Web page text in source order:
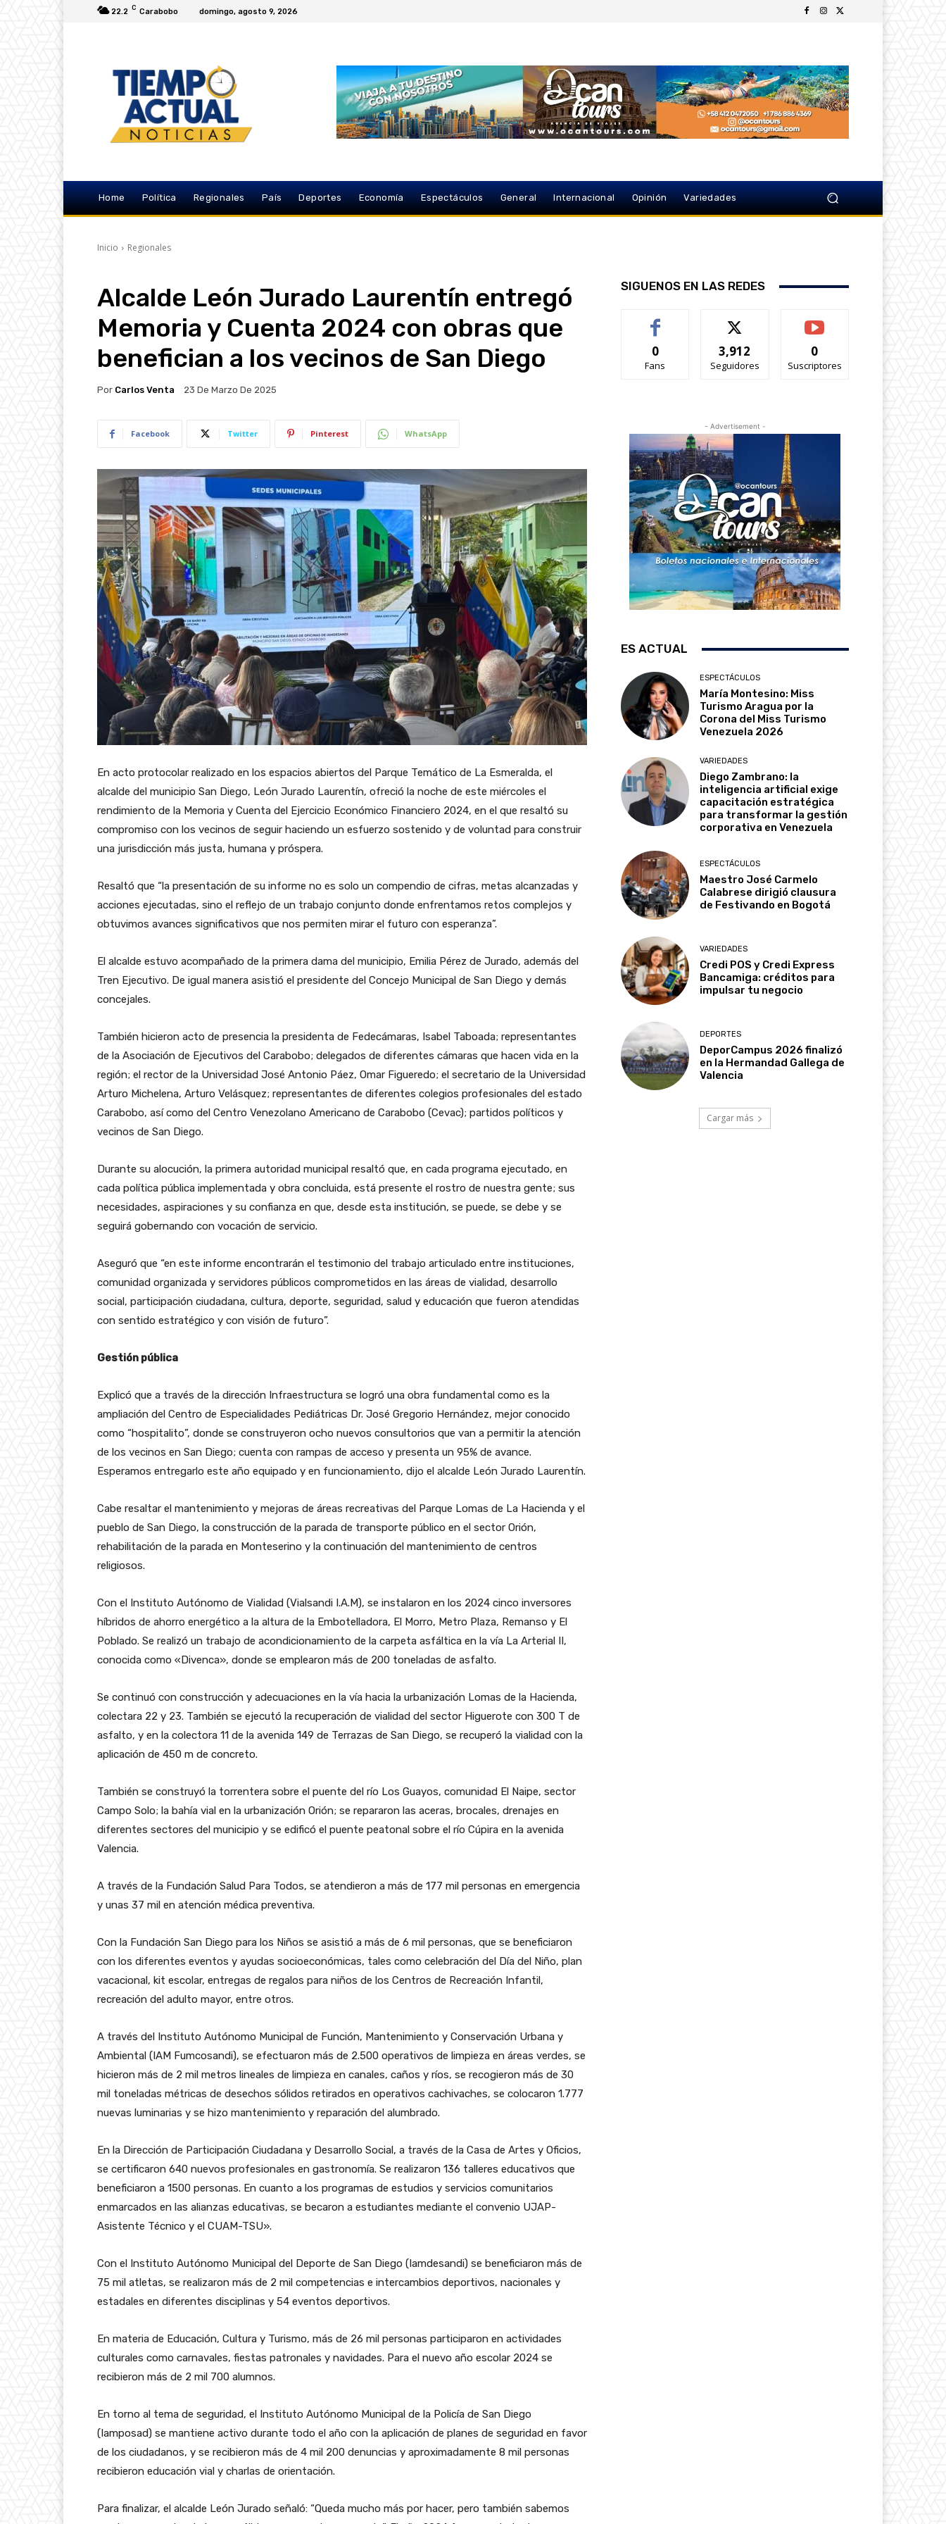
22.2 C Carabobo domingo, agosto 9, 2026
Home Política Regionales País Deportes Economía Espectáculos General Internacional Opinión Variedades
Inicio Regionales
Alcalde León Jurado Laurentín entregó
Memoria y Cuenta 2024 con obras que
benefician a los vecinos de San Diego
Por Carlos Venta 23 De Marzo De 2025
Facebook Twitter Pinterest WhatsApp
En acto protocolar realizado en los espacios abiertos del Parque Temático de La Esmeralda, el
alcalde del municipio San Diego, León Jurado Laurentín, ofreció la noche de este miércoles el
rendimiento de la Memoria y Cuenta del Ejercicio Económico Financiero 2024, en el que resaltó su
compromiso con los vecinos de seguir haciendo un esfuerzo sostenido y de voluntad para construir
una jurisdicción más justa, humana y próspera.
Resaltó que “la presentación de su informe no es solo un compendio de cifras, metas alcanzadas y
acciones ejecutadas, sino el reflejo de un trabajo conjunto donde enfrentamos retos complejos y
obtuvimos avances significativos que nos permiten mirar el futuro con esperanza”.
El alcalde estuvo acompañado de la primera dama del municipio, Emilia Pérez de Jurado, además del
Tren Ejecutivo. De igual manera asistió el presidente del Concejo Municipal de San Diego y demás
concejales.
También hicieron acto de presencia la presidenta de Fedecámaras, Isabel Taboada; representantes
de la Asociación de Ejecutivos del Carabobo; delegados de diferentes cámaras que hacen vida en la
región; el rector de la Universidad José Antonio Páez, Omar Figueredo; el secretario de la Universidad
Arturo Michelena, Arturo Velásquez; representantes de diferentes colegios profesionales del estado
Carabobo, así como del Centro Venezolano Americano de Carabobo (Cevac); partidos políticos y
vecinos de San Diego.
Durante su alocución, la primera autoridad municipal resaltó que, en cada programa ejecutado, en
cada política pública implementada y obra concluida, está presente el rostro de nuestra gente; sus
necesidades, aspiraciones y su confianza en que, desde esta institución, se puede, se debe y se
seguirá gobernando con vocación de servicio.
Aseguró que “en este informe encontrarán el testimonio del trabajo articulado entre instituciones,
comunidad organizada y servidores públicos comprometidos en las áreas de vialidad, desarrollo
social, participación ciudadana, cultura, deporte, seguridad, salud y educación que fueron atendidas
con sentido estratégico y con visión de futuro”.
Gestión pública
Explicó que a través de la dirección Infraestructura se logró una obra fundamental como es la
ampliación del Centro de Especialidades Pediátricas Dr. José Gregorio Hernández, mejor conocido
como “hospitalito”, donde se construyeron ocho nuevos consultorios que van a permitir la atención
de los vecinos en San Diego; cuenta con rampas de acceso y presenta un 95% de avance.
Esperamos entregarlo este año equipado y en funcionamiento, dijo el alcalde León Jurado Laurentín.
Cabe resaltar el mantenimiento y mejoras de áreas recreativas del Parque Lomas de La Hacienda y el
pueblo de San Diego, la construcción de la parada de transporte público en el sector Orión,
rehabilitación de la parada en Monteserino y la continuación del mantenimiento de centros
religiosos.
Con el Instituto Autónomo de Vialidad (Vialsandi I.A.M), se instalaron en los 2024 cinco inversores
híbridos de ahorro energético a la altura de la Embotelladora, El Morro, Metro Plaza, Remanso y El
Poblado. Se realizó un trabajo de acondicionamiento de la carpeta asfáltica en la vía La Arterial II,
conocida como «Divenca», donde se emplearon más de 200 toneladas de asfalto.
Se continuó con construcción y adecuaciones en la vía hacia la urbanización Lomas de la Hacienda,
colectara 22 y 23. También se ejecutó la recuperación de vialidad del sector Higuerote con 300 T de
asfalto, y en la colectora 11 de la avenida 149 de Terrazas de San Diego, se recuperó la vialidad con la
aplicación de 450 m de concreto.
También se construyó la torrentera sobre el puente del río Los Guayos, comunidad El Naipe, sector
Campo Solo; la bahía vial en la urbanización Orión; se repararon las aceras, brocales, drenajes en
diferentes sectores del municipio y se edificó el puente peatonal sobre el río Cúpira en la avenida
Valencia.
A través de la Fundación Salud Para Todos, se atendieron a más de 177 mil personas en emergencia
y unas 37 mil en atención médica preventiva.
Con la Fundación San Diego para los Niños se asistió a más de 6 mil personas, que se beneficiaron
con los diferentes eventos y ayudas socioeconómicas, tales como celebración del Día del Niño, plan
vacacional, kit escolar, entregas de regalos para niños de los Centros de Recreación Infantil,
recreación del adulto mayor, entre otros.
A través del Instituto Autónomo Municipal de Función, Mantenimiento y Conservación Urbana y
Ambiental (IAM Fumcosandi), se efectuaron más de 2.500 operativos de limpieza en áreas verdes, se
hicieron más de 2 mil metros lineales de limpieza en canales, caños y ríos, se recogieron más de 30
mil toneladas métricas de desechos sólidos retirados en operativos cachivaches, se colocaron 1.777
nuevas luminarias y se hizo mantenimiento y reparación del alumbrado.
En la Dirección de Participación Ciudadana y Desarrollo Social, a través de la Casa de Artes y Oficios,
se certificaron 640 nuevos profesionales en gastronomía. Se realizaron 136 talleres educativos que
beneficiaron a 1500 personas. En cuanto a los programas de estudios y servicios comunitarios
enmarcados en las alianzas educativas, se becaron a estudiantes mediante el convenio UJAP-
Asistente Técnico y el CUAM-TSU».
Con el Instituto Autónomo Municipal del Deporte de San Diego (Iamdesandi) se beneficiaron más de
75 mil atletas, se realizaron más de 2 mil competencias e intercambios deportivos, nacionales y
estadales en diferentes disciplinas y 54 eventos deportivos.
En materia de Educación, Cultura y Turismo, más de 26 mil personas participaron en actividades
culturales como carnavales, fiestas patronales y navidades. Para el nuevo año escolar 2024 se
recibieron más de 2 mil 700 alumnos.
En torno al tema de seguridad, el Instituto Autónomo Municipal de la Policía de San Diego
(Iamposad) se mantiene activo durante todo el año con la aplicación de planes de seguridad en favor
de los ciudadanos, y se recibieron más de 4 mil 200 denuncias y aproximadamente 8 mil personas
recibieron educación vial y charlas de orientación.
Para finalizar, el alcalde León Jurado señaló: “Queda mucho más por hacer, pero también sabemos
SIGUENOS EN LAS REDES
0
Fans
3,912
Seguidores
0
Suscriptores
- Advertisement -
ES ACTUAL
ESPECTÁCULOS
María Montesino: Miss
Turismo Aragua por la
Corona del Miss Turismo
Venezuela 2026
VARIEDADES
Diego Zambrano: la
inteligencia artificial exige
capacitación estratégica
para transformar la gestión
corporativa en Venezuela
ESPECTÁCULOS
Maestro José Carmelo
Calabrese dirigió clausura
de Festivando en Bogotá
VARIEDADES
Credi POS y Credi Express
Bancamiga: créditos para
impulsar tu negocio
DEPORTES
DeporCampus 2026 finalizó
en la Hermandad Gallega de
Valencia
Cargar más